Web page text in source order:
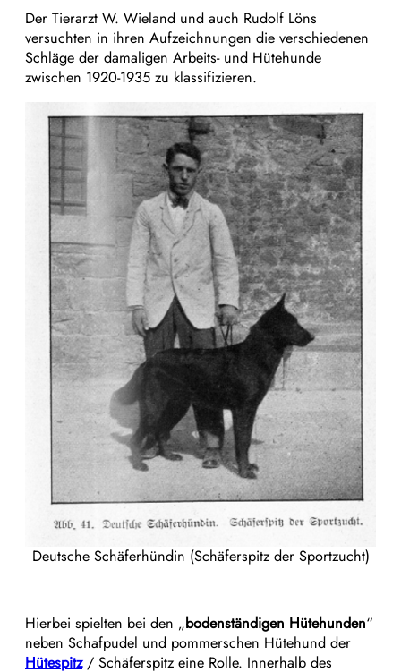
Der Tierarzt W. Wieland und auch Rudolf Löns
versuchten in ihren Aufzeichnungen die verschiedenen
Schläge der damaligen Arbeits- und Hütehunde
zwischen 1920-1935 zu klassifizieren.
Deutsche Schäferhündin (Schäferspitz der Sportzucht)
Hierbei spielten bei den „bodenständigen Hütehunden“
neben Schafpudel und pommerschen Hütehund der
Hütespitz/ Schäferspitz eine Rolle. Innerhalb des